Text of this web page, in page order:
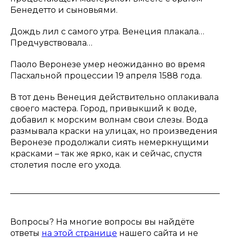
Бенедетто и сыновьями.
Дождь лил с самого утра. Венеция плакала…
Предчувствовала…
Паоло Веронезе умер неожиданно во время
Пасхальной процессии 19 апреля 1588 года.
В тот день Венеция действительно оплакивала
своего мастера. Город, привыкший к воде,
добавил к морским волнам свои слезы. Вода
размывала краски на улицах, но произведения
Веронезе продолжали сиять немеркнущими
красками – так же ярко, как и сейчас, спустя
столетия после его ухода.
Вопросы? На многие вопросы вы найдёте
ответы на этой странице нашего сайта и не